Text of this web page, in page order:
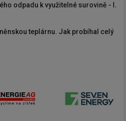
odpadu k využitelné surovině - I.
teplárnu. Jak probíhal celý